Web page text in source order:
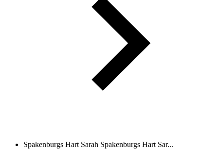
Spakenburgs Hart Sarah Spakenburgs Hart Sar...